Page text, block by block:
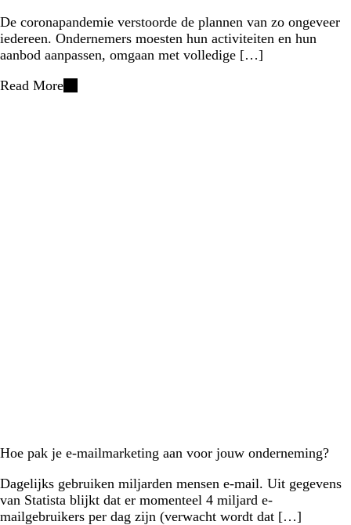
De coronapandemie verstoorde de plannen van zo ongeveer
iedereen. Ondernemers moesten hun activiteiten en hun
aanbod aanpassen, omgaan met volledige […]
Read More
Hoe pak je e-mailmarketing aan voor jouw onderneming?
Dagelijks gebruiken miljarden mensen e-mail. Uit gegevens
van Statista blijkt dat er momenteel 4 miljard e-
mailgebruikers per dag zijn (verwacht wordt dat […]